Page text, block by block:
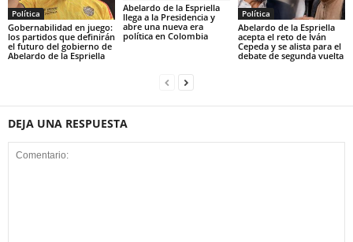
Política
Gobernabilidad en juego:
los partidos que definirán
el futuro del gobierno de
Abelardo de la Espriella
Abelardo de la Espriella
llega a la Presidencia y
abre una nueva era
política en Colombia
Política
Abelardo de la Espriella
acepta el reto de Iván
Cepeda y se alista para el
debate de segunda vuelta
DEJA UNA RESPUESTA